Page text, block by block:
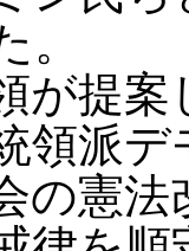
。
が提案
領派
の憲